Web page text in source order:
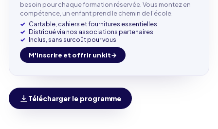
besoin pour chaque formation réservée. Vous montez en
compétence, un enfant prend le chemin de l'école.
Cartable, cahiers et fournitures essentielles
Distribué via nos associations partenaires
Inclus, sans surcoût pour vous
M'inscrire et offrir un kit
Télécharger le programme